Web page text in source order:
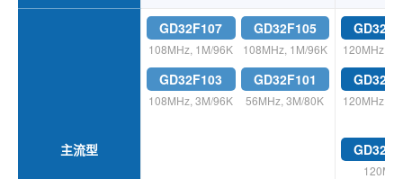
主流型
GD32F107
108MHz, 1M/96K
GD32F105
108MHz, 1M/96K
GD32F103
108MHz, 3M/96K
GD32F101
56MHz, 3M/80K
120MHz,
120MHz,